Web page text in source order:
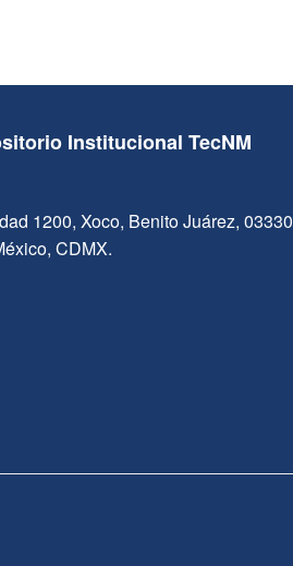
Institucional TecNM
1200, Xoco, Benito Juárez, 03330
CDMX.